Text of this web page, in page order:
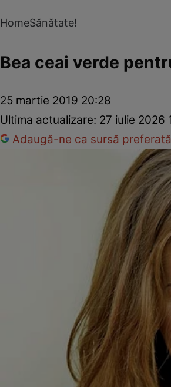
HomeSănătate!
Bea ceai verde
25 martie 2019 20:28
Ultima actualizare: 27 iulie 2026
Adaugă-ne ca sursă